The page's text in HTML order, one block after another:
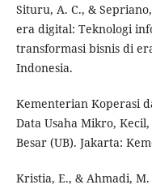
Situru, A. C., &
era digital: Teknologi
transformasi bisnis di
Indonesia.
Kementerian Koperasi
Data Usaha Mikro,
Besar (UB). Jakarta:
Kristia, E., & Ahmadi,